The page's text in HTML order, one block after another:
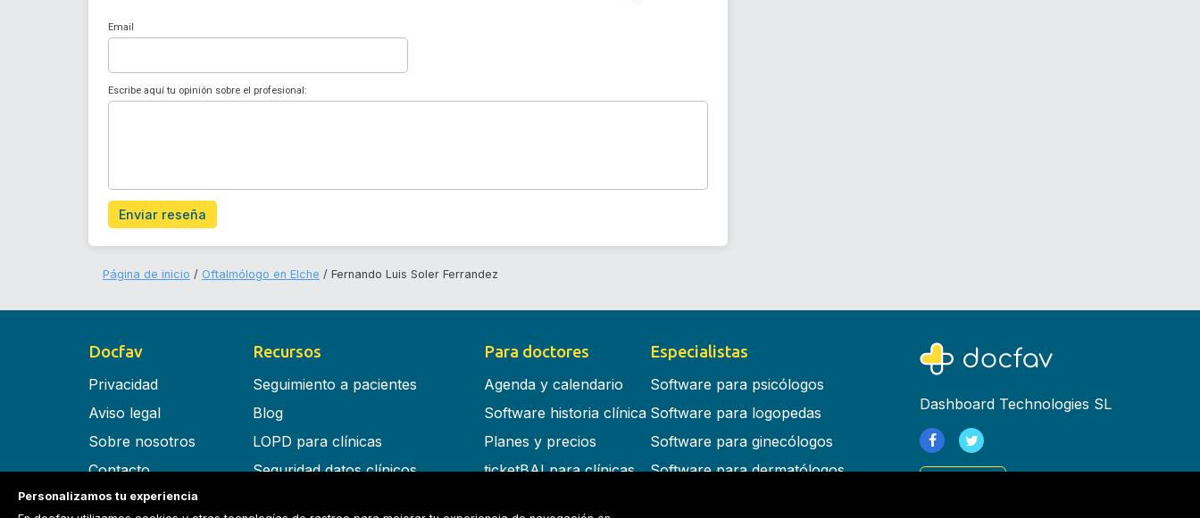
Email
Escribe aquí tu opinión sobre el profesional:
Enviar reseña
Página de inicio Oftalmólogo en Elche Fernando Luis Soler Ferrandez
Docfav
Privacidad
Aviso legal
Sobre nosotros
Contacto
Términos y condiciones
Recursos
Seguimiento a pacientes
Blog
LOPD para clínicas
Seguridad datos clínicos
Para doctores
Agenda y calendario
Software historia clínica
Planes y precios
ticketBAI para clínicas
Especialistas
Software para psicólogos
Software para logopedas
Software para ginecólogos
Software para dermatólogos
Dashboard Technologies SL
Personalizamos tu experiencia